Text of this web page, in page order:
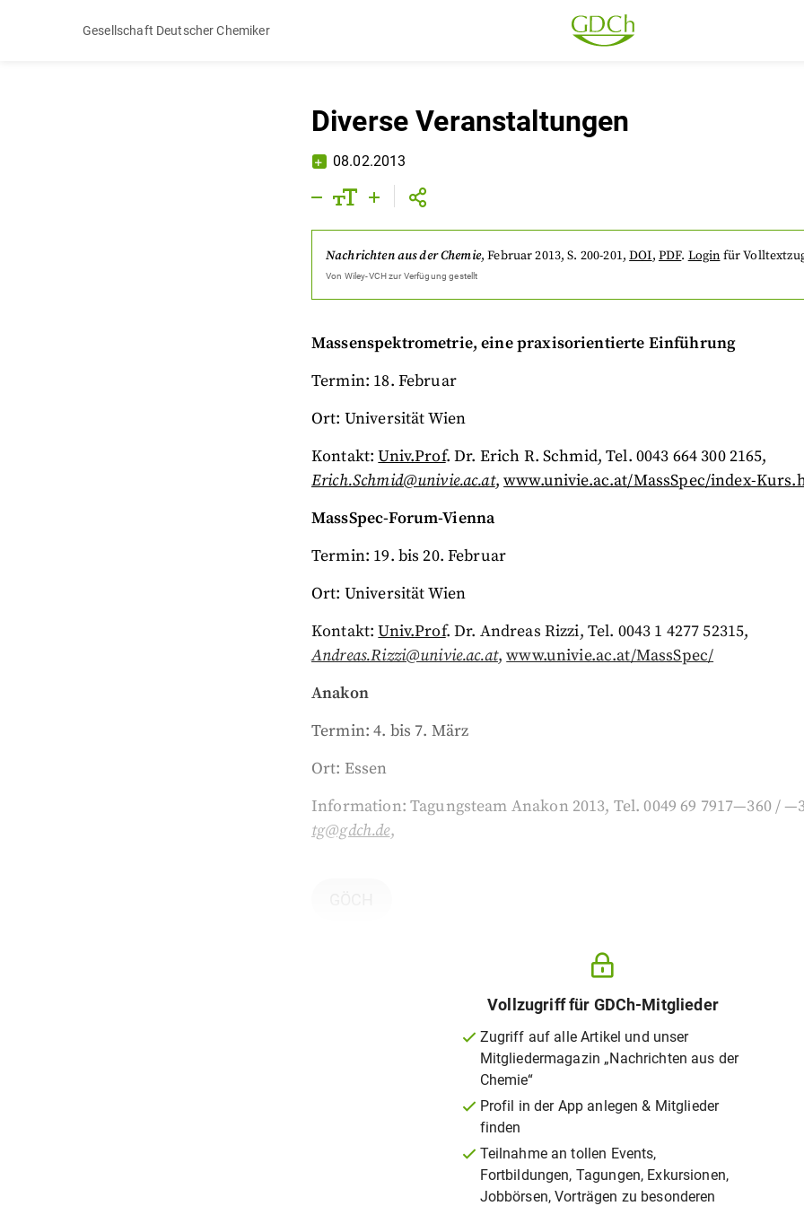
Gesellschaft Deutscher Chemiker
Diverse Veranstaltungen
08.02.2013
Nachrichten aus der Chemie,Februar 2013, S. 200-201,DOI, PDF. Login für
Von Wiley-VCHzur Verfügung gestellt
Massenspektrometrie, eine praxisorientierte Einführung
Termin: 18. Februar
Ort: Universität Wien
Kontakt:Univ.Prof. Dr. Erich R. Schmid, Tel. 0043 664 300 2165,
Erich.Schmid@univie.ac.at,www.univie.ac.at/MassSpec/index-
MassSpec-Forum-Vienna
Termin: 19. bis 20. Februar
Ort: Universität Wien
Kontakt:Univ.Prof. Dr. Andreas Rizzi, Tel. 0043 1 4277 52315,
Andreas.Rizzi@univie.ac.at,www.univie.ac.at/MassSpec/
Anakon
Termin: 4. bis 7. März
Ort: Essen
Information: Tagungsteam Anakon 2013, Tel. 0049 69 7917—360 /
tg@gdch.de,
Vollzugriff für GDCh-Mitglieder
Zugriff auf alle Artikel und unser
Mitgliedermagazin „Nachrichten aus der
Chemie“
Profil in der App anlegen & Mitglieder
finden
Teilnahme an tollen Events,
Fortbildungen, Tagungen, Exkursionen,
Jobbörsen, Vorträgen zu besonderen